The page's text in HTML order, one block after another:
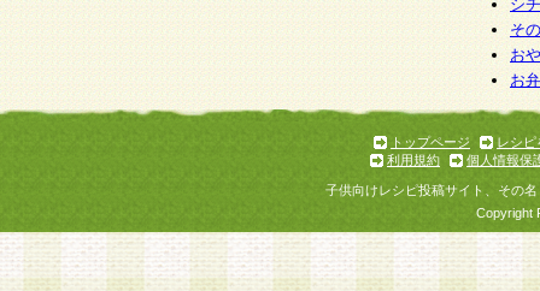
シ
そ
お
お
トップページ
レシピ
利用規約
個人情報保
子供向けレシピ投稿サイト、その
Copyright